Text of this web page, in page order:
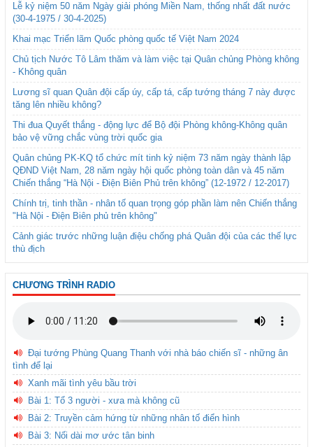
Lễ kỷ niệm 50 năm Ngày giải phóng Miền Nam, thống nhất đất nước
(30-4-1975 / 30-4-2025)
Khai mạc Triển lãm Quốc phòng quốc tế Việt Nam 2024
Chủ tịch Nước Tô Lâm thăm và làm việc tại Quân chủng Phòng không
- Không quân
Lương sĩ quan Quân đội cấp úy, cấp tá, cấp tướng tháng 7 này được
tăng lên nhiều không?
Thi đua Quyết thắng - động lực để Bộ đội Phòng không-Không quân
bảo vệ vững chắc vùng trời quốc gia
Quân chủng PK-KQ tổ chức mít tinh kỷ niệm 73 năm ngày thành lập
QĐND Việt Nam, 28 năm ngày hội quốc phòng toàn dân và 45 năm
Chiến thắng “Hà Nội - Điện Biên Phủ trên không” (12-1972 / 12-2017)
Chính trị, tinh thần - nhân tố quan trọng góp phần làm nên Chiến thắng
"Hà Nội - Điện Biên phủ trên không"
Cảnh giác trước những luận điệu chống phá Quân đội của các thế lực
thù địch
CHƯƠNG TRÌNH RADIO
Đại tướng Phùng Quang Thanh với nhà báo chiến sĩ - những ân
tình để lại
Xanh mãi tình yêu bầu trời
Bài 1: Tổ 3 người - xưa mà không cũ
Bài 2: Truyền cảm hứng từ những nhân tố điển hình
Bài 3: Nối dài mơ ước tân binh